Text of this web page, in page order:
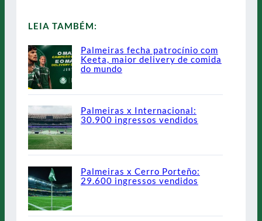
LEIA TAMBÉM:
Palmeiras fecha patrocínio com
Keeta, maior delivery de comida
do mundo
Palmeiras x Internacional:
30.900 ingressos vendidos
Palmeiras x Cerro Porteño:
29.600 ingressos vendidos